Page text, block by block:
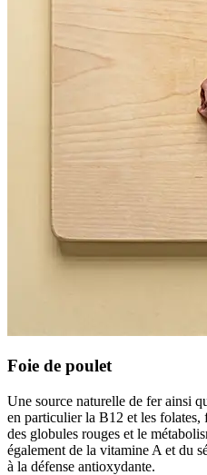
Foie de poulet
Une source naturelle de fer ainsi
en particulier la B12 et les
des globules rouges et le
également de la vitamine A et du
à la défense antioxydante.